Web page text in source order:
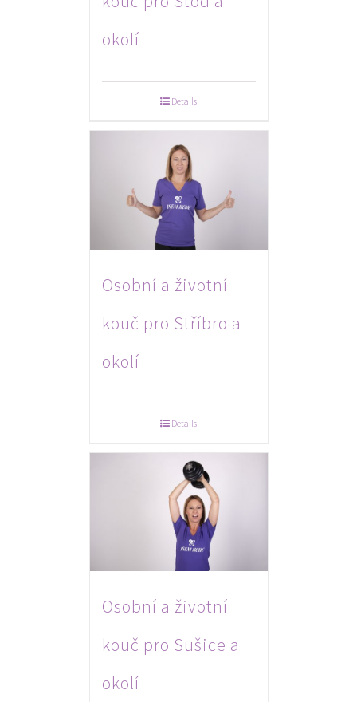
okolí
Details
Osobní a životní
kouč pro Stříbro a
okolí
Details
Osobní a životní
kouč pro Sušice a
okolí